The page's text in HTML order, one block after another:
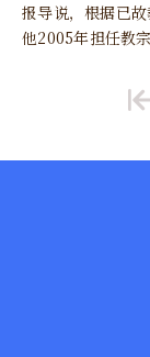
报导说，根据已
他2005年担任教